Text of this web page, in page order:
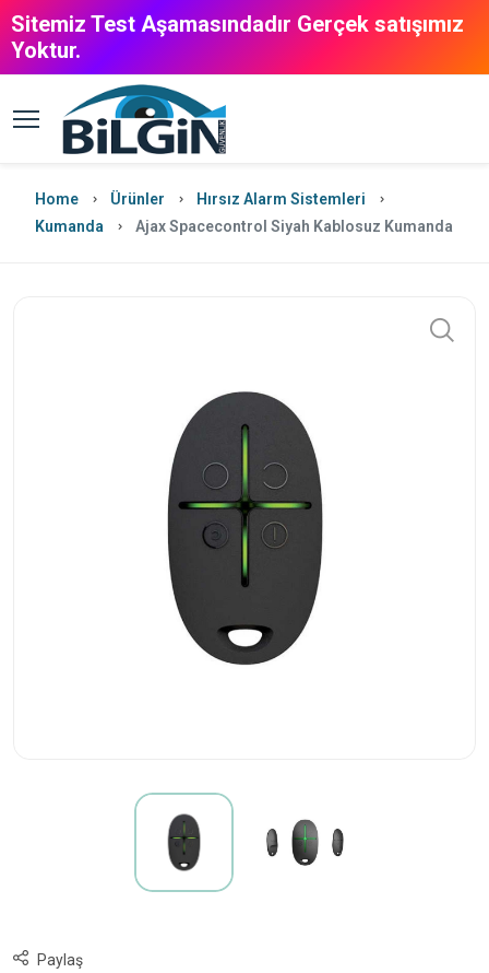
Sitemiz Test Aşamasındadır Gerçek satışımız
Yoktur.
Home Ürünler
Hırsız Alarm Sistemleri
Kumanda
Ajax Spacecontrol Siyah Kablosuz Kumanda
Paylaş